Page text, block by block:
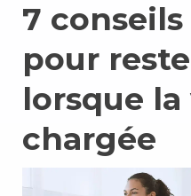
7 conseils
pour
lorsque
chargée